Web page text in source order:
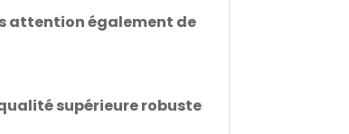
attention également de
supérieure robuste